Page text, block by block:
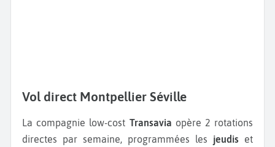
Vol direct Montpellier Séville
La compagnie low-cost Transavia opère 2 rotations
directes par semaine, programmées les jeudis et